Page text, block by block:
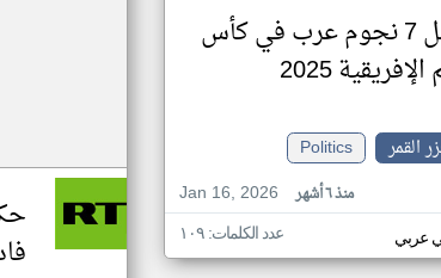
أفضل 7 نجوم عرب في كأس
2025
القمر
Politics
Jan 16, 2026
منذ ٦ أشهر
عربي عدد الكلمات: ١٠٩